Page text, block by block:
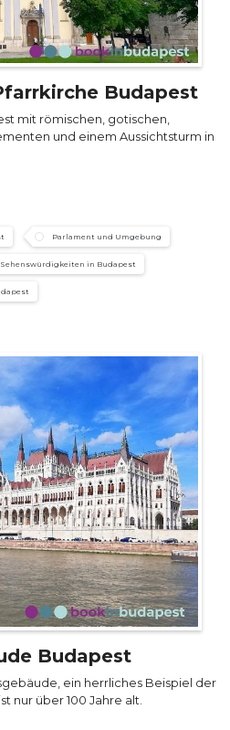
Budapest
mit römischen, gotischen,
und einem Aussichtsturm in
Parlament und Umgebung
Sehenswürdigkeiten in Budapest
Budapest
ein herrliches Beispiel der
nur über 100 Jahre alt.